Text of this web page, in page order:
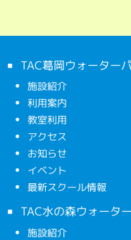
TAC葛岡ウォーター
施設紹介
利用案内
教室利用
アクセス
お知らせ
イベント
最新スクール情報
TAC水の森ウォータ
施設紹介